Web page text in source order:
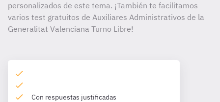
personalizados de este tema. ¡También te facilitamos
varios test gratuitos de Auxiliares Administrativos de la
Generalitat Valenciana Turno Libre!
Con respuestas justificadas